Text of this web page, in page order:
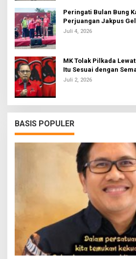
Peringati Bulan Bung
Perjuangan Jakpus
Bola U-20
Juli 4, 2026
MK Tolak Pilkada
Itu Sesuai dengan
Juli 2, 2026
BASIS POPULER